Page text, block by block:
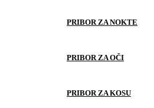
PRIBOR ZA NOKTE
PRIBOR ZA OČI
PRIBOR ZA KOSU